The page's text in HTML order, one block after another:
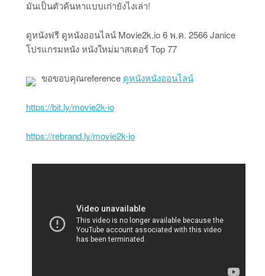
มันเป็นตัวค้นหาแบบเก่ายังไงเล่า!
ดูหนังฟรี ดูหนังออนไลน์ Movie2k.io 6 พ.ค. 2566 Janice
โปรแกรมหนัง หนังใหม่มาสเตอร์ Top 77
ขอขอบคุณreference ดูหนังหนังออนไลน์
https://bit.ly/movie2k-io
https://rebrand.ly/movie2k-io